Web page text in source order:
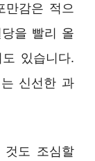
만감은 적으
을 빨리 올
있습니다.
신선한 과
것도 조심할